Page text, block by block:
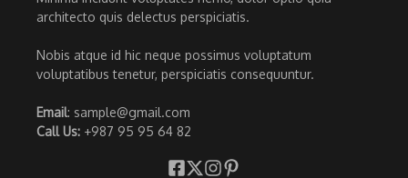
architecto quis delectus perspiciatis.
Nobis atque id hic neque possimus voluptatum
voluptatibus tenetur, perspiciatis consequuntur.
Email: sample@gmail.com
Call Us: +987 95 95 64 82